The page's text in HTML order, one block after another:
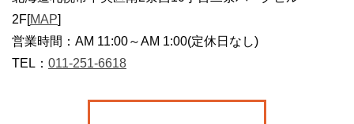
2F[MAP]
営業時間：AM 11:00～AM 1:00(定休日なし)
TEL： 011-251-6618